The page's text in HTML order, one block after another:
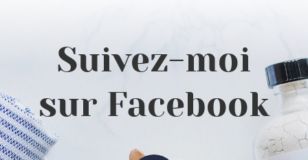
Suivez-moi
sur Facebook